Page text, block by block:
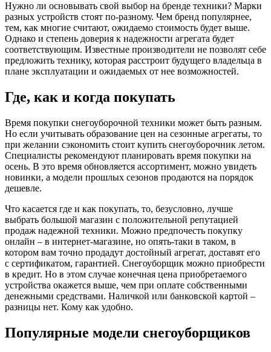
Нужно ли основывать свой выбор на бренде техники? Марки
разных устройств стоят по-разному. Чем бренд популярнее,
тем, как многие считают, ожидаемо стоимость будет выше.
Однако и степень доверия к надежности агрегата будет
соответствующим. Известные производители не позволят себе
предложить технику, которая расстроит будущего владельца в
плане эксплуатации и ожидаемых от нее возможностей.
Где, как и когда покупать
Время покупки снегоуборочной техники может быть разным.
Но если учитывать образование цен на сезонные агрегаты, то
при желании сэкономить стоит купить снегоуборочник летом.
Специалисты рекомендуют планировать время покупки на
осень. В это время обновляется ассортимент, можно увидеть
новинки, а модели прошлых сезонов продаются на порядок
дешевле.
Что касается где и как покупать, то, безусловно, лучше
выбрать большой магазин с положительной репутацией
продаж надежной техники. Можно предпочесть покупку
онлайн – в интернет-магазине, но опять-таки в таком, в
котором вам точно продадут достойный агрегат, доставят его
с сертификатом, гарантией. Снегоуборщик можно приобрести
в кредит. Но в этом случае конечная цена приобретаемого
устройства окажется выше, чем при оплате собственными
денежными средствами. Наличкой или банковской картой –
разницы нет. Кому как удобно.
Популярные модели снегоуборщиков